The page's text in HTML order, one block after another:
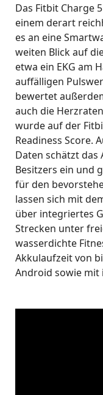
Das Fitbit Charge
einem derart
es an eine
weiten Blick auf
etwa ein EKG am
auffälligen
bewertet
auch die
wurde auf der
Readiness Score.
Daten schätzt das
Besitzers ein und
für den
lassen sich mit
über integriertes
Strecken unter
wasserdichte
Akkulaufzeit von
Android sowie mit